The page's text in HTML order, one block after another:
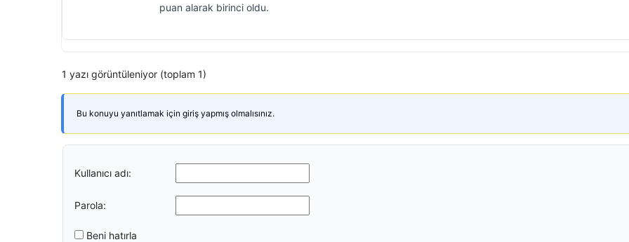
puan alarak birinci oldu.
1 yazı görüntüleniyor (toplam 1)
Bu konuyu yanıtlamak için giriş yapmış olmalısınız.
Kullanıcı adı:
Parola:
Beni hatırla